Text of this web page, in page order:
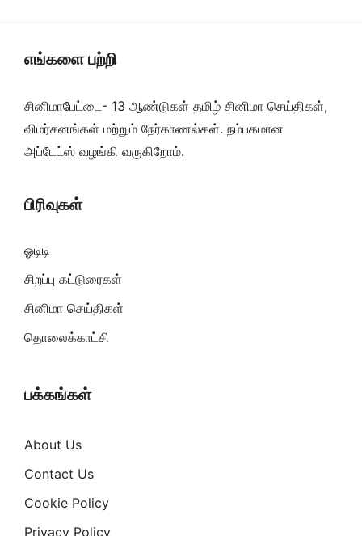
எங்களை பற்றி
சினிமாபேட்டை- 13 ஆண்டுகள் தமிழ் சினிமா செய்திகள்,
விமர்சனங்கள் மற்றும் நேர்காணல்கள். நம்பகமான
அப்டேட்ஸ் வழங்கி வருகிறோம்.
பிரிவுகள்
ஓடிடி
சிறப்பு கட்டுரைகள்
சினிமா செய்திகள்
தொலைக்காட்சி
பக்கங்கள்
About Us
Contact Us
Cookie Policy
Privacy Policy